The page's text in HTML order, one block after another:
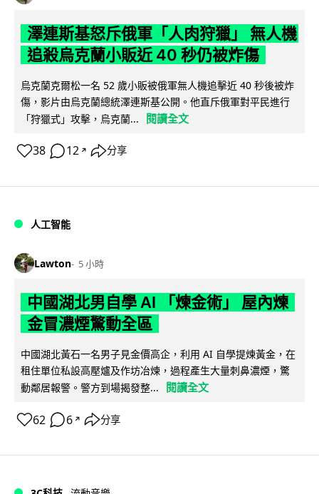
澤連斯基怒斥俄軍「人肉狩獵」 無人機
追殺烏克蘭小販近 40 秒仍被炸傷
烏克蘭克爾松一名 52 歲小販被俄軍無人機追擊近 40 秒後被炸
傷，影片由烏克蘭總統澤連斯基公開。他直斥俄軍對平民進行
「狩獵式」攻擊，烏克蘭...
閱讀全文
38 12 ↗ 分享
人工智能
Lawton 5 小時
中國湖北男自學 AI 「煉金術」 屋內煉
金冒濃煙驚動全區
中國湖北黃石一名男子見金價高企，利用 AI 自學提煉黃金，在
租住單位私設高壓爐及作坊冶煉，過程產生大量刺鼻濃煙，驚
動鄰居報警。警方到場揭發整...
閱讀全文
62 6 ↗ 分享